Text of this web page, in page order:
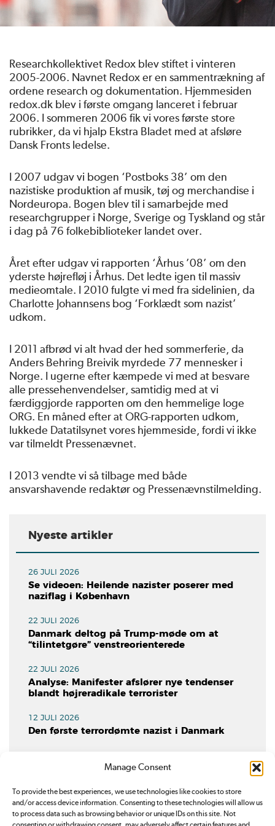
Manage Consent
To provide the best experiences, we use technologies like cookies to store
and/or access device information. Consenting to these technologies will allow us
to process data such as browsing behavior or unique IDs on this site. Not
Researchkollektivet Redox blev stiftet i vinteren
2005-2006. Navnet Redox er en sammentrækning af
ordene research og dokumentation. Hjemmesiden
redox.dk blev i første omgang lanceret i februar
2006. I sommeren 2006 fik vi vores første store
rubrikker, da vi hjalp Ekstra Bladet med at afsløre
Dansk Fronts ledelse.
I 2007 udgav vi bogen ‘Postboks 38’ om den
nazistiske produktion af musik, tøj og merchandise i
Nordeuropa. Bogen blev til i samarbejde med
researchgrupper i Norge, Sverige og Tyskland og står
i dag på 76 folkebiblioteker landet over.
Året efter udgav vi rapporten ‘Århus ’08’ om den
yderste højrefløj i Århus. Det ledte igen til massiv
medieomtale. I 2010 fulgte vi med fra sidelinien, da
Charlotte Johannsens bog ‘Forklædt som nazist’
udkom.
I 2011 afbrød vi alt hvad der hed sommerferie, da
Anders Behring Breivik myrdede 77 mennesker i
Norge. I ugerne efter kæmpede vi med at besvare
alle pressehenvendelser, samtidig med at vi
færdiggjorde rapporten om den hemmelige loge
ORG. En måned efter at ORG-rapporten udkom,
lukkede Datatilsynet vores hjemmeside, fordi vi ikke
var tilmeldt Pressenævnet.
I 2013 vendte vi så tilbage med både
ansvarshavende redaktør og Pressenævnstilmelding.
Nyeste artikler
26 JULI 2026
Se videoen: Heilende nazister poserer med
naziflag i København
22 JULI 2026
Danmark deltog på Trump-møde om at
“tilintetgøre” venstreorienterede
22 JULI 2026
Analyse: Manifester afslører nye tendenser
blandt højreradikale terrorister
12 JULI 2026
Den første terrordømte nazist i Danmark
Rasmus Paludan lider endnu et valgnederlag i